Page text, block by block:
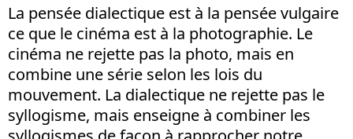
La pensée dialectique est à la pensée vulgaire
ce que le cinéma est à la photographie. Le
cinéma ne rejette pas la photo, mais en
combine une série selon les lois du
mouvement. La dialectique ne rejette pas le
syllogisme, mais enseigne à combiner les